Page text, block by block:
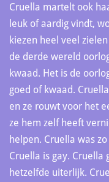
Cruella martelt ook
leuk of aardig vindt,
kiezen heel veel
de derde wereld
kwaad. Het is de
goed of kwaad.
en ze rouwt voor het
ze hem zelf heeft
helpen. Cruella was
Cruella is gay. Cruella
hetzelfde uiterlijk.